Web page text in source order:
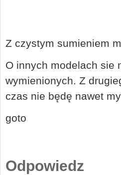
Z czystym sumieniem
O innych modelach sie
wymienionych. Z
czas nie będę nawet
goto
Odpowiedz